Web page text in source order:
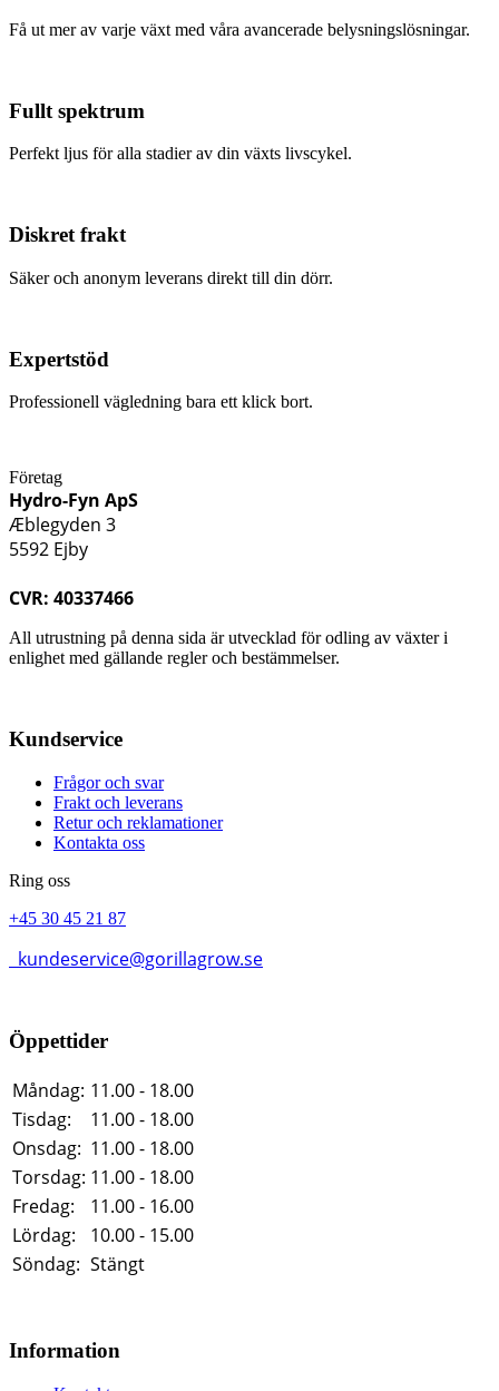
Få ut mer av varje växt med våra avancerade belysningslösningar.
Fullt spektrum
Perfekt ljus för alla stadier av din växts livscykel.
Diskret frakt
Säker och anonym leverans direkt till din dörr.
Expertstöd
Professionell vägledning bara ett klick bort.
Företag
Hydro-Fyn ApS
Æblegyden 3
5592 Ejby
CVR: 40337466
All utrustning på denna sida är utvecklad för odling av växter i
enlighet med gällande regler och bestämmelser.
Kundservice
Frågor och svar
Frakt och leverans
Retur och reklamationer
Kontakta oss
Ring oss
+45 30 45 21 87
kundeservice@gorillagrow.se
Öppettider
Måndag: 11.00 - 18.00
Tisdag:
11.00 - 18.00
Onsdag: 11.00 - 18.00
Torsdag: 11.00 - 18.00
Fredag:
11.00 - 16.00
Lördag:
10.00 - 15.00
Söndag: Stängt
Information